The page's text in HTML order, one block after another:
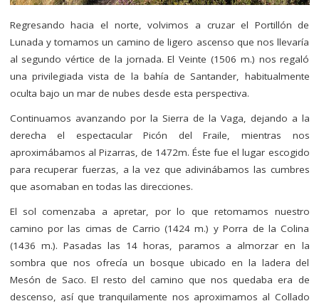
Regresando hacia el norte, volvimos a cruzar el Portillón de
Lunada y tomamos un camino de ligero ascenso que nos llevaría
al segundo vértice de la jornada. El Veinte (1506 m.) nos regaló
una privilegiada vista de la bahía de Santander, habitualmente
oculta bajo un mar de nubes desde esta perspectiva.
Continuamos avanzando por la Sierra de la Vaga, dejando a la
derecha el espectacular Picón del Fraile, mientras nos
aproximábamos al Pizarras, de 1472m. Éste fue el lugar escogido
para recuperar fuerzas, a la vez que adivinábamos las cumbres
que asomaban en todas las direcciones.
El sol comenzaba a apretar, por lo que retomamos nuestro
camino por las cimas de Carrio (1424 m.) y Porra de la Colina
(1436 m.). Pasadas las 14 horas, paramos a almorzar en la
sombra que nos ofrecía un bosque ubicado en la ladera del
Mesón de Saco. El resto del camino que nos quedaba era de
descenso, así que tranquilamente nos aproximamos al Collado